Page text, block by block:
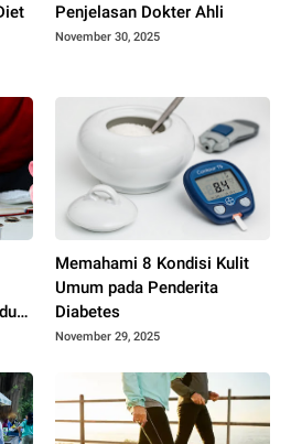
Penjelasan Dokter Ahli
November 30, 2025
Memahami 8 Kondisi Kulit
Umum pada Penderita
Diabetes
November 29, 2025